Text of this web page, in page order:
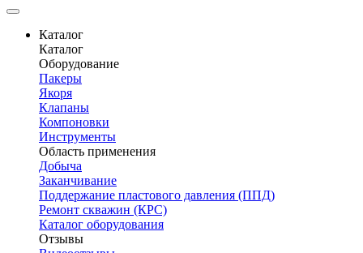
Каталог
Каталог
Оборудование
Пакеры
Якоря
Клапаны
Компоновки
Инструменты
Область применения
Добыча
Заканчивание
Поддержание пластового давления (ППД)
Ремонт скважин (КРС)
Каталог оборудования
Отзывы